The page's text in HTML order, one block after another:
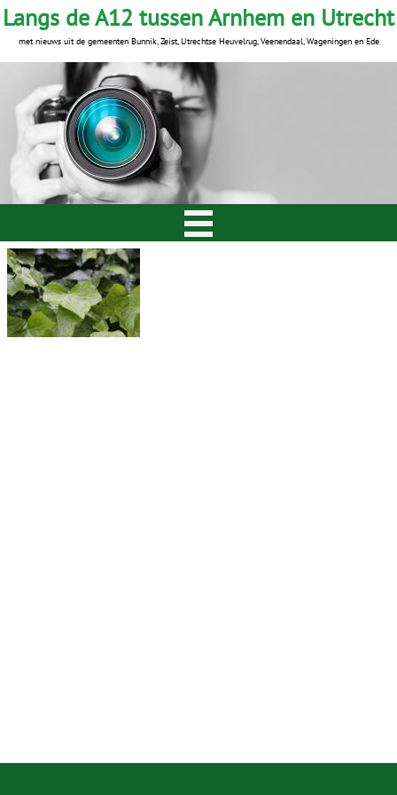
Langs de A12 tussen Arnhem en Utrecht
met nieuws uit de gemeenten Bunnik, Zeist, Utrechtse Heuvelrug, Veenendaal, Wageningen en Ede